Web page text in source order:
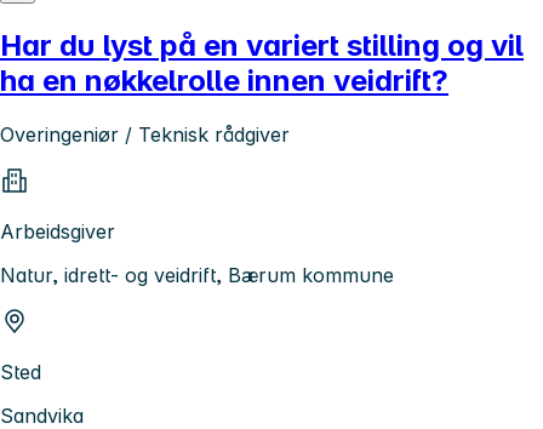
Har du lyst på en variert stilling og vil
ha en nøkkelrolle innen veidrift?
Overingeniør / Teknisk rådgiver
Arbeidsgiver
Natur, idrett- og veidrift, Bærum kommune
Sted
Sandvika